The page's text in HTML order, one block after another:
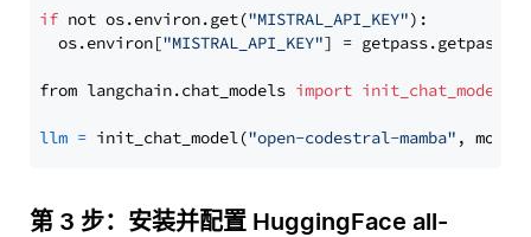
if not os.environ.get("MISTRAL_API_KEY"):
  os.environ[
"MISTRAL_API_KEY"] = getpass.getpass(
from langchain.chat_models import init_chat_model
llm = init_chat_model("open-codestral-mamba" ,
第 3 步：安装并配置 HuggingFace all-